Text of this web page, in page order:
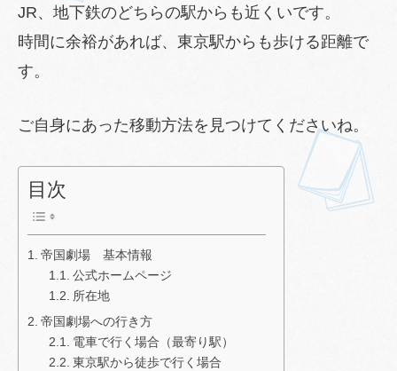
JR、地下鉄のどちらの駅からも近くいです。
時間に余裕があれば、東京駅からも歩ける距離で
す。
ご自身にあった移動方法を見つけてくださいね。
目次
帝国劇場 基本情報
公式ホームページ
所在地
帝国劇場への行き方
電車で行く場合（最寄り駅）
東京駅から徒歩で行く場合